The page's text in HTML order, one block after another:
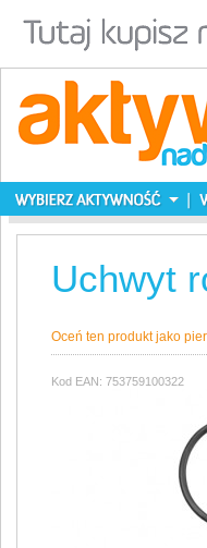
Uchwyt
Oceń ten produkt jako
Kod EAN: 753759100322